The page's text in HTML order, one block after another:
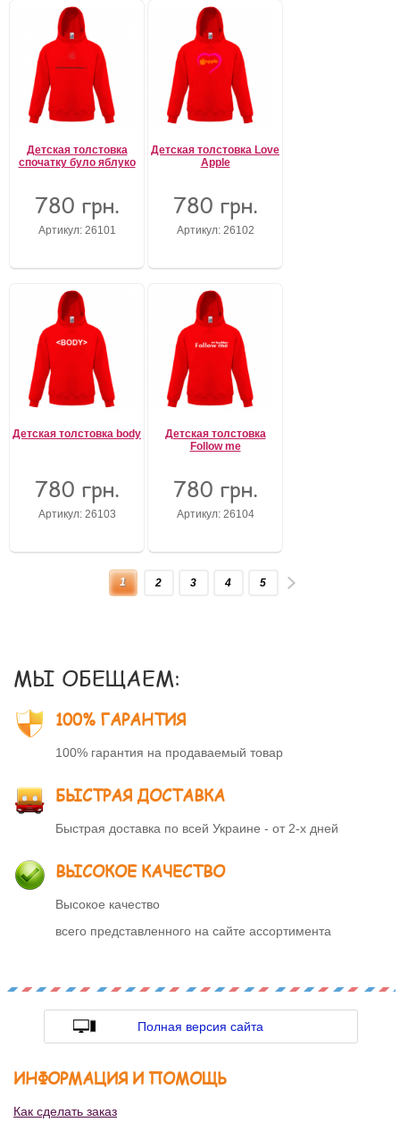
Детская толстовка
спочатку було яблуко
780 грн.
Артикул: 26101
Детская толстовка Love
Apple
780 грн.
Артикул: 26102
Детская толстовка body
780 грн.
Артикул: 26103
Детская толстовка
Follow me
780 грн.
Артикул: 26104
1 2 3 4 5
МЫ ОБЕЩАЕМ:
100% ГАРАНТИЯ
100% гарантия на продаваемый товар
БЫСТРАЯ ДОСТАВКА
Быстрая доставка по всей Украине - от 2-х дней
ВЫСОКОЕ КАЧЕСТВО
Высокое качество
всего представленного на сайте ассортимента
Полная версия сайта
ИНФОРМАЦИЯ И ПОМОЩЬ
Как сделать заказ